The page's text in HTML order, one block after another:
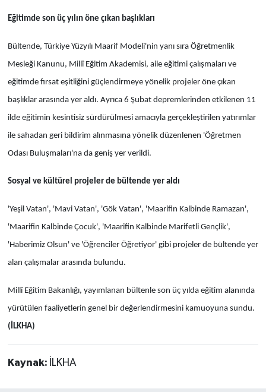
Eğitimde son üç yılın öne çıkan başlıkları
Bültende, Türkiye Yüzyılı Maarif Modeli'nin yanı sıra Öğretmenlik
Mesleği Kanunu, Millî Eğitim Akademisi, aile eğitimi çalışmaları ve
eğitimde fırsat eşitliğini güçlendirmeye yönelik projeler öne çıkan
başlıklar arasında yer aldı. Ayrıca 6 Şubat depremlerinden etkilenen 11
ilde eğitimin kesintisiz sürdürülmesi amacıyla gerçekleştirilen yatırımlar
ile sahadan geri bildirim alınmasına yönelik düzenlenen 'Öğretmen
Odası Buluşmaları'na da geniş yer verildi.
Sosyal ve kültürel projeler de bültende yer aldı
'Yeşil Vatan', 'Mavi Vatan', 'Gök Vatan', 'Maarifin Kalbinde Ramazan',
'Maarifin Kalbinde Çocuk', 'Maarifin Kalbinde Marifetli Gençlik',
'Haberimiz Olsun' ve 'Öğrenciler Öğretiyor' gibi projeler de bültende yer
alan çalışmalar arasında bulundu.
Millî Eğitim Bakanlığı, yayımlanan bültenle son üç yılda eğitim alanında
yürütülen faaliyetlerin genel bir değerlendirmesini kamuoyuna sundu.
(İLKHA)
Kaynak: İLKHA